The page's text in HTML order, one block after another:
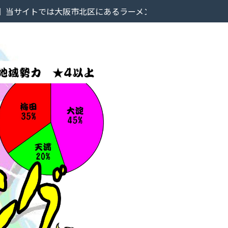
市北区にあるラーメン屋のレビューを掲載しています。